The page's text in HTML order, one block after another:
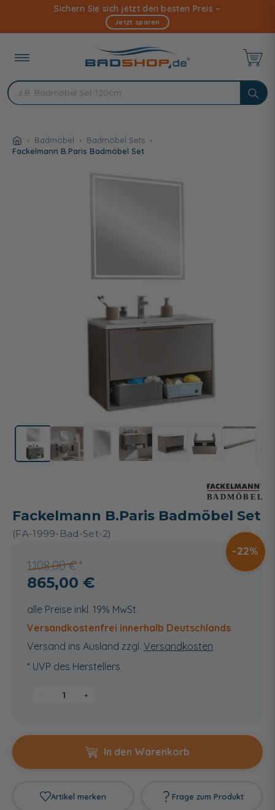
Inhalt
Sichern Sie sich jetzt den besten Preis –
Jetzt sparen
Badmöbel
Badmöbel Sets
Fackelmann B.Paris Badmöbel Set
Fackelmann B.Paris Badmöbel Set
(FA-1999-Bad-Set-2)
1.108,00 €
22
865,00 €
alle Preise inkl. 19% MwSt.
Versandkostenfrei innerhalb Deutschlands
Versand ins Ausland zzgl. Versandkosten
* UVP des Herstellers
+
In den Warenkorb
Artikel merken Frage zum Produkt